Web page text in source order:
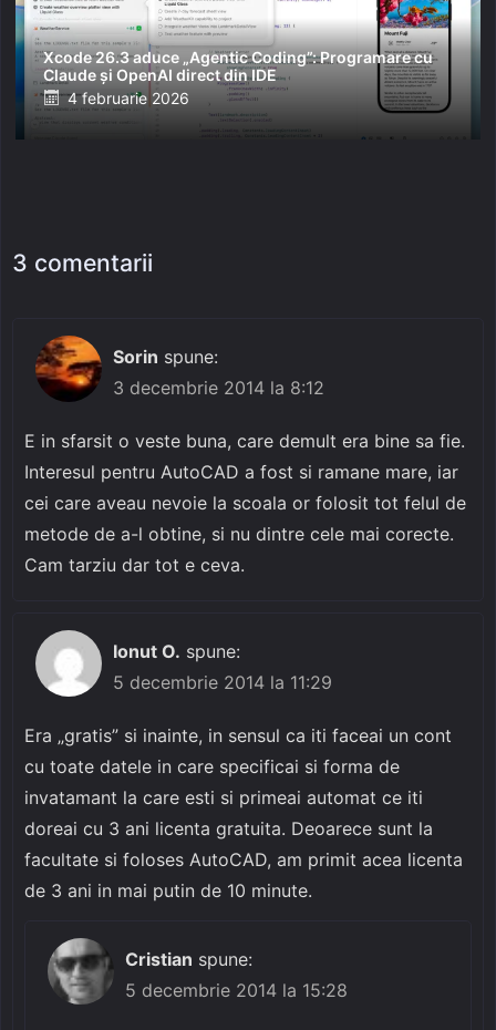
Xcode 26.3 aduce „Agentic Coding”: Programare cu
Claude și OpenAI direct din IDE
Posted
4 februarie 2026
3 comentarii
Sorin spune:
3 decembrie 2014 la 8:12
E in sfarsit o veste buna, care demult era bine sa fie.
Interesul pentru AutoCAD a fost si ramane mare, iar
cei care aveau nevoie la scoala or folosit tot felul de
metode de a-l obtine, si nu dintre cele mai corecte.
Cam tarziu dar tot e ceva.
Ionut O. spune:
5 decembrie 2014 la 11:29
Era „gratis” si inainte, in sensul ca iti faceai un cont
cu toate datele in care specificai si forma de
invatamant la care esti si primeai automat ce iti
doreai cu 3 ani licenta gratuita. Deoarece sunt la
facultate si foloses AutoCAD, am primit acea licenta
de 3 ani in mai putin de 10 minute.
Cristian spune:
5 decembrie 2014 la 15:28